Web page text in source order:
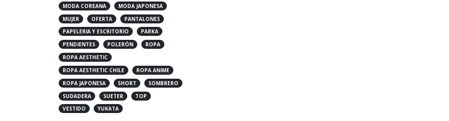
MODA COREANA
MODA JAPONESA
MUJER
OFERTA
PANTALONES
PAPELERIA Y ESCRITORIO
PARKA
PENDIENTES
POLERÓN
ROPA
ROPA AESTHETIC
ROPA AESTHETIC CHILE
ROPA ANIME
ROPA JAPONESA
SHORT
SOMBRERO
SUDADERA
SUETER
TOP
VESTIDO
YUKATA